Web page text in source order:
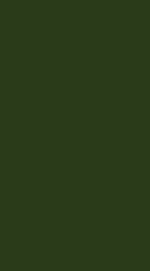
Icons: jam-